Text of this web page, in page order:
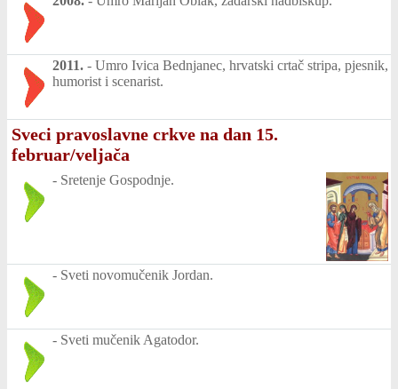
2011. - Umro Ivica Bednjanec, hrvatski crtač stripa, pjesnik,
humorist i scenarist.
Sveci pravoslavne crkve na dan 15.
februar/veljača
- Sretenje Gospodnje.
- Sveti novomučenik Jordan.
- Sveti mučenik Agatodor.